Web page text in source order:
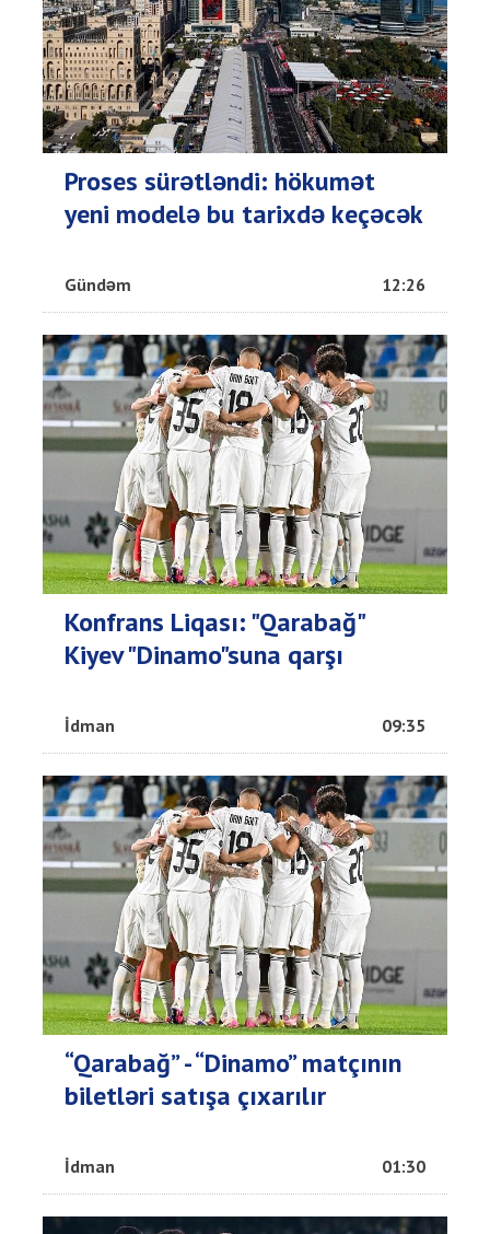
Proses sürətləndi: hökumət
yeni modelə bu tarixdə keçəcək
Gündəm 12:26
Konfrans Liqası: "Qarabağ"
Kiyev "Dinamo"suna qarşı
İdman 09:35
“Qarabağ” - “Dinamo” matçının
biletləri satışa çıxarılır
İdman 01:30